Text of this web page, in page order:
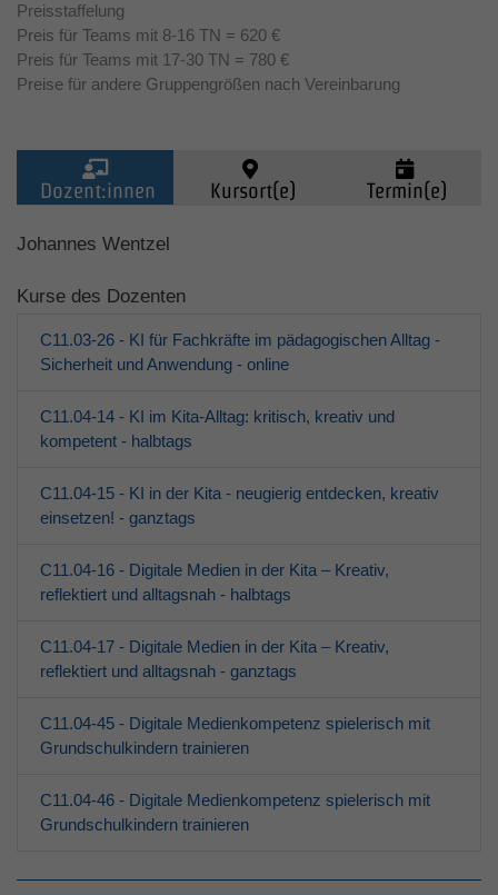
Preisstaffelung
Preis für Teams mit 8-16 TN = 620 €
Preis für Teams mit 17-30 TN = 780 €
Preise für andere Gruppengrößen nach Vereinbarung
Dozent:innen Kursort(e) Termin(e)
Kinder (0-6)
Grundschulkinder
Jugendliche
Erwachsene
Über den jfd
Johannes Wentzel
Kurse des Dozenten
C11.03-26 - KI für Fachkräfte im pädagogischen Alltag -
Sicherheit und Anwendung - online
C11.04-14 - KI im Kita-Alltag: kritisch, kreativ und
kompetent - halbtags
C11.04-15 - KI in der Kita - neugierig entdecken, kreativ
einsetzen! - ganztags
C11.04-16 - Digitale Medien in der Kita – Kreativ,
reflektiert und alltagsnah - halbtags
C11.04-17 - Digitale Medien in der Kita – Kreativ,
reflektiert und alltagsnah - ganztags
C11.04-45 - Digitale Medienkompetenz spielerisch mit
Grundschulkindern trainieren
C11.04-46 - Digitale Medienkompetenz spielerisch mit
Grundschulkindern trainieren